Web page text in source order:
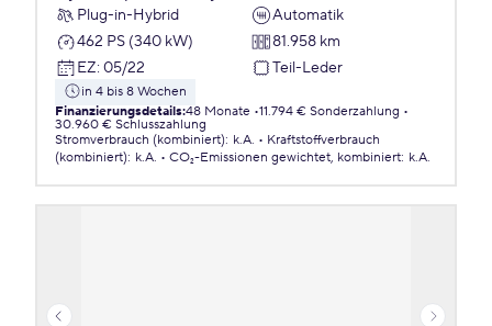
Plug-in-Hybrid
Automatik
462 PS (340 kW)
81.958 km
EZ: 05/22 Teil-Leder
in 4 bis 8 Wochen
Finanzierungsdetails:48 Monate 11.794 € Sonderzahlung
30.960 € Schlusszahlung
Stromverbrauch (kombiniert): k.A.
Kraftstoffverbrauch
(kombiniert): k.A. CO₂-Emissionen gewichtet, kombiniert: k.A.